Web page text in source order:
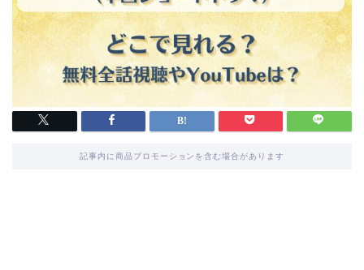
記事内に商品プロモーションを含む場合があります